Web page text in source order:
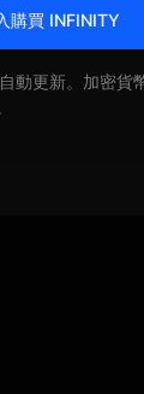
購買 INFINITY
動更新。加密貨